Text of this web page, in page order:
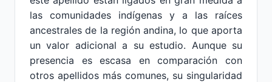
las comunidades indígenas y a las raíces
ancestrales de la región andina, lo que aporta
un valor adicional a su estudio. Aunque su
presencia es escasa en comparación con
otros apellidos más comunes, su singularidad